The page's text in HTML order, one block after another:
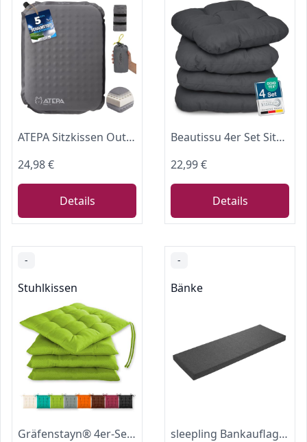
ATEPA Sitzkissen Outdoor, Aufblasbares Sitzkissen, Grau
24,98 €
Details
Beautissu 4er Set Sitzkissen Indoor & Outdoor Sitzpolster für Außenbereich
22,99 €
Details
-
Stuhlkissen
Gräfenstayn® 4er-Set Sitzkissen 40x40x3cm mit Haltebändern für Indoor und Outdoor mit Öko-Tex Siegel - (Apfelgrün)
-
Bänke
sleepling Bankauflage 150x40 cm, Sitzkissen Outdoor & Indoor, Dunkelgrau